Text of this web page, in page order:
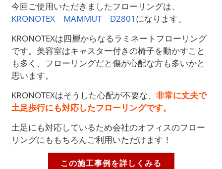
今回ご使用いただきましたフローリングは、
KRONOTEX MAMMUT D2801 になります。
KRONOTEXは四層からなるラミネートフローリング
です。美容室はキャスター付きの椅子を動かすこと
も多く、フローリングだと傷が心配な方も多いかと
思います。
KRONOTEXはそうした心配が不要な、非常に丈夫で
土足歩行にも対応したフローリングです。
土足にも対応しているため会社のオフィスのフロー
リングにももちろんご利用いただけます！
この施工事例を詳しくみる